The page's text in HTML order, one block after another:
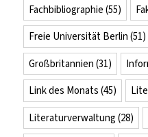
Fachbibliographie (55)
Freie Universität Berlin (51)
Großbritannien (31)
Link des Monats (45)
Literaturverwaltung (28)